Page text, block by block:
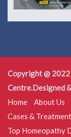
Copyright @
Centre.Designed
Home
About Us
Cases &
Top Homeopathy